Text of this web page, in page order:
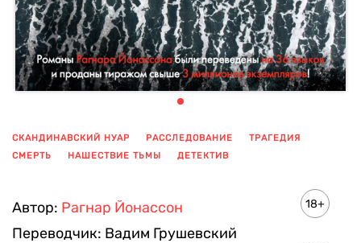
СКАНДИНАВСКИЙ НУАР РАССЛЕДОВАНИЕ
ТРАГЕДИЯ
СМЕРТЬ
НАШЕСТВИЕ ТЬМЫ ДЕТЕКТИВ
Автор: Рагнар Йонассон
Переводчик: Вадим Грушевский
18+